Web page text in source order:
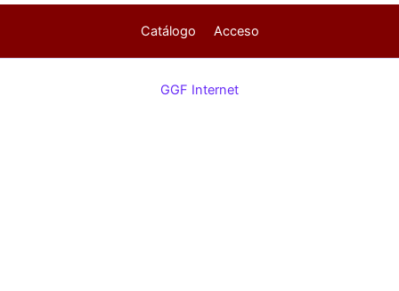
Catálogo Acceso
GGF Internet